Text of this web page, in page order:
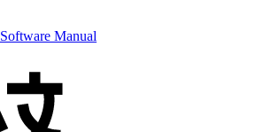
Software Manual